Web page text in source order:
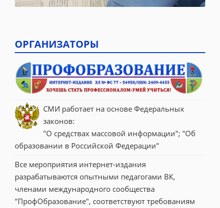
ОРГАНИЗАТОРЫ
СМИ работает на основе Федеральных
законов:
"О средствах массовой информации"; "Об
образовании в Российской Федерации"
Все мероприятия интернет-издания
разрабатываются опытными педагогами ВК,
членами международного сообщества
"ПрофОбразование", соответствуют требованиям